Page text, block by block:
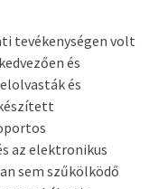
tevékenységen volt
és
és
az elektronikus
sem szűkölködő